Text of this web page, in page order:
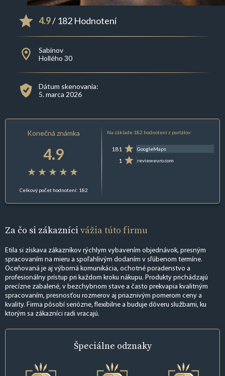
4.9/ 182 Hodnotení
Sabinov
Hollého 30
Dátum skenovania:
5. marca 2026
Konečná známka
4.9
Celkový počet hodnotení: 182
Na základe 182 hodnotení z portálov:
181 GoogleMaps
1 revieweuro.com
Za čo si zákazníci vážia túto firmu
Etila si získava zákazníkov rýchlym vybavením objednávok, presným
spracovaním na mieru a spoľahlivým dodaním v sľúbenom termíne.
Oceňovaná je aj výborná komunikácia, ochotné poradenstvo a
profesionálny prístup pri každom kroku nákupu. Produkty prichádzajú
precízne zabalené, v bezchybnom stave a často prekvapia kvalitným
spracovaním, presnosťou rozmerov aj priaznivým pomerom ceny a
kvality. Firma pôsobí seriózne, flexibilne a buduje dôveru službami, ku
ktorým sa zákazníci radi vracajú.
Špeciálne odznaky